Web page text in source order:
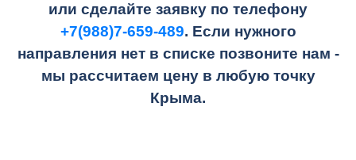
или сделайте заявку по телефону
+7(988)7-659-489. Если нужного
направления нет в списке позвоните нам -
мы рассчитаем цену в любую точку
Крыма.